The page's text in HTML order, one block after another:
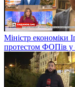
Міністр економіки
протестом ФОПів у